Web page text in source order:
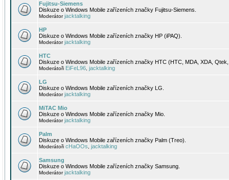
Fujitsu-Siemens
Diskuze o Windows Mobile zařízeních značky Fujitsu-Siemens.
Moderátorjacktalking
HP
Diskuze o Windows Mobile zařízeních značky HP (iPAQ).
Moderátorjacktalking
HTC
Diskuze o Windows Mobile zařízeních značky HTC (HTC, MDA, XDA,
Moderátoři EiFeL96 jacktalking
LG
Diskuze o Windows Mobile zařízeních značky LG.
Moderátorjacktalking
MiTAC Mio
Diskuze o Windows Mobile zařízeních značky Mio.
Moderátorjacktalking
Palm
Diskuze o Windows Mobile zařízeních značky Palm (Treo).
Moderátoři cHaOOs jacktalking
Samsung
Diskuze o Windows Mobile zařízeních značky Samsung.
Moderátorjacktalking